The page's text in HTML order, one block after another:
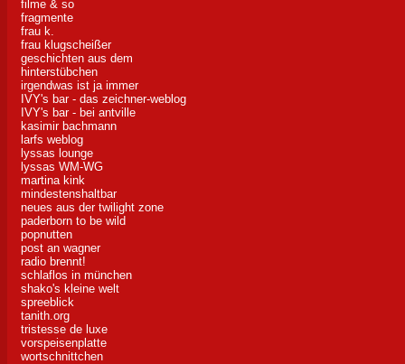
filme & so
fragmente
frau k.
frau klugscheißer
geschichten aus dem
hinterstübchen
irgendwas ist ja immer
IVY's bar - das zeichner-weblog
IVY's bar - bei antville
kasimir bachmann
larfs weblog
lyssas lounge
lyssas WM-WG
martina kink
mindestenshaltbar
neues aus der twilight zone
paderborn to be wild
popnutten
post an wagner
radio brennt!
schlaflos in münchen
shako's kleine welt
spreeblick
tanith.org
tristesse de luxe
vorspeisenplatte
wortschnittchen